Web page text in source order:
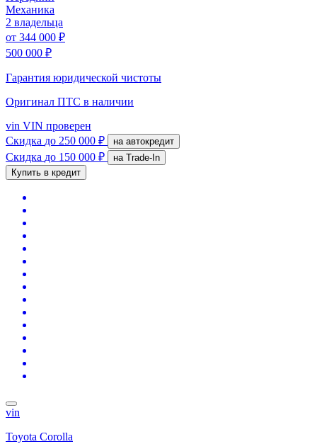
Механика
2 владельца
от 344 000 ₽
500 000 ₽
Гарантия юридической чистоты
Оригинал ПТС в наличии
vin VIN проверен
Скидка до 250 000 ₽ на автокредит
Скидка до 150 000 ₽
на Trade-In
Купить в кредит
vin
Toyota Corolla